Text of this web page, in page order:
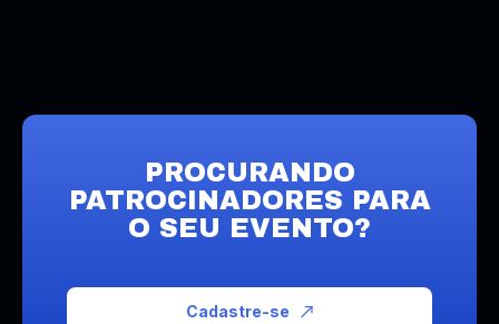
PROCURANDO
PATROCINADORES PARA
O SEU EVENTO?
Cadastre-se